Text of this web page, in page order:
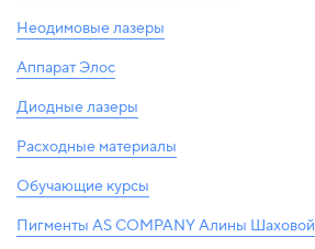
Неодимовые лазеры
Аппарат Элос
Диодные лазеры
Расходные материалы
Обучающие курсы
Пигменты AS COMPANY Алины Шаховой